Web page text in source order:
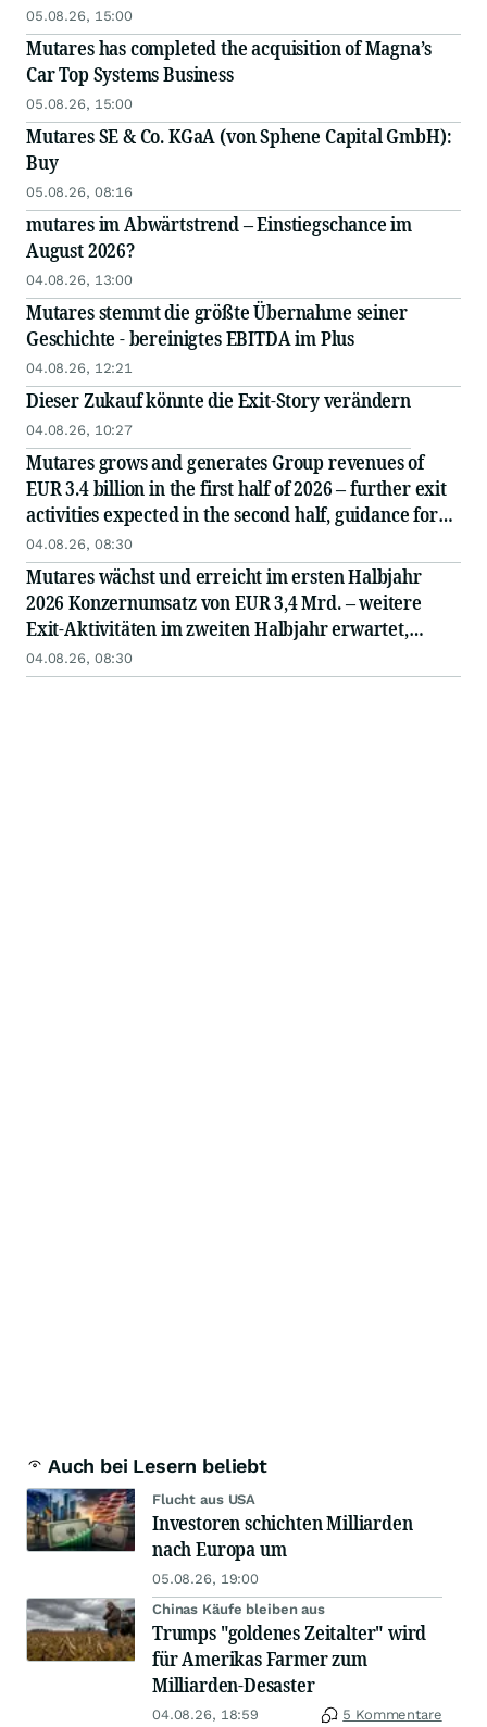
05.08.26, 15:00
Mutares has completed the acquisition of Magna’s
Car Top Systems Business
05.08.26, 15:00
Mutares SE & Co. KGaA (von Sphene Capital GmbH):
Buy
05.08.26, 08:16
mutares im Abwärtstrend – Einstiegschance im
August 2026?
04.08.26, 13:00
Mutares stemmt die größte Übernahme seiner
Geschichte - bereinigtes EBITDA im Plus
04.08.26, 12:21
Dieser Zukauf könnte die Exit-Story verändern
04.08.26, 10:27
Mutares grows and generates Group revenues of
EUR 3.4 billion in the first half of 2026 – further exit
activities expected in the second half, guidance for
fiscal year 2026 confirmed
04.08.26, 08:30
Mutares wächst und erreicht im ersten Halbjahr
2026 Konzernumsatz von EUR 3,4 Mrd. – weitere
Exit-Aktivitäten im zweiten Halbjahr erwartet,
Guidance für Geschäftsjahr 2026 bestätigt
04.08.26, 08:30
Auch bei Lesern beliebt
Flucht aus USA
Investoren schichten Milliarden
nach Europa um
05.08.26, 19:00
Chinas Käufe bleiben aus
Trumps "goldenes Zeitalter" wird
für Amerikas Farmer zum
Milliarden-Desaster
04.08.26, 18:59 5 Kommentare